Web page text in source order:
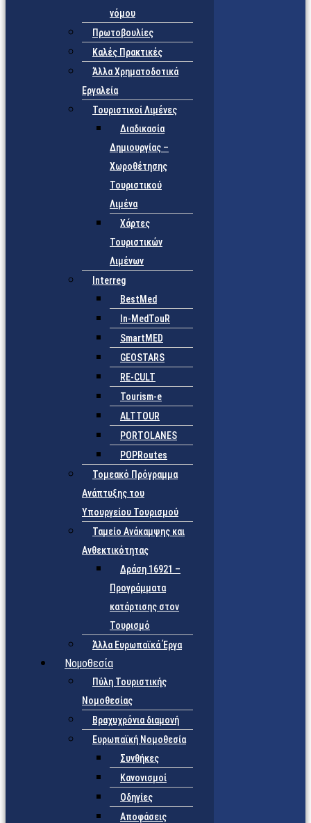
νόμου
Πρωτοβουλίες
Καλές Πρακτικές
Άλλα Χρηματοδοτικά
Εργαλεία
Τουριστικοί Λιμένες
Διαδικασία
Δημιουργίας –
Χωροθέτησης
Τουριστικού
Λιμένα
Χάρτες
Τουριστικών
Λιμένων
Interreg
BestMed
In-MedTouR
SmartMED
GEOSTARS
RE-CULT
Tourism-e
ALTTOUR
PORTOLANES
POPRoutes
Τομεακό Πρόγραμμα
Ανάπτυξης του
Υπουργείου Τουρισμού
Ταμείο Ανάκαμψης και
Ανθεκτικότητας
Δράση 16921 –
Προγράμματα
κατάρτισης στον
Τουρισμό
Άλλα Ευρωπαϊκά Έργα
Νομοθεσία
Πύλη Τουριστικής
Νομοθεσίας
Βραχυχρόνια διαμονή
Ευρωπαϊκή Νομοθεσία
Συνθήκες
Κανονισμοί
Οδηγίες
Αποφάσεις